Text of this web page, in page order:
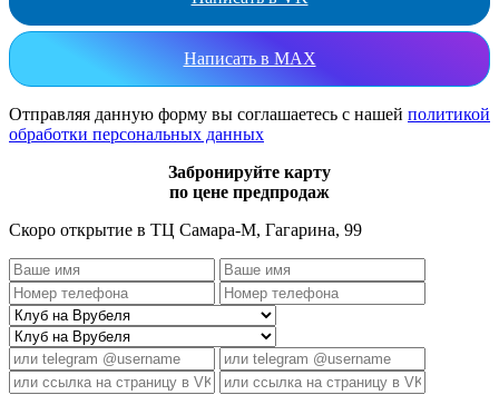
Написать в MAX
Отправляя данную форму вы соглашаетесь с нашей политикой
обработки персональных данных
Забронируйте карту
по цене предпродаж
Скоро открытие в ТЦ Самара-М, Гагарина, 99